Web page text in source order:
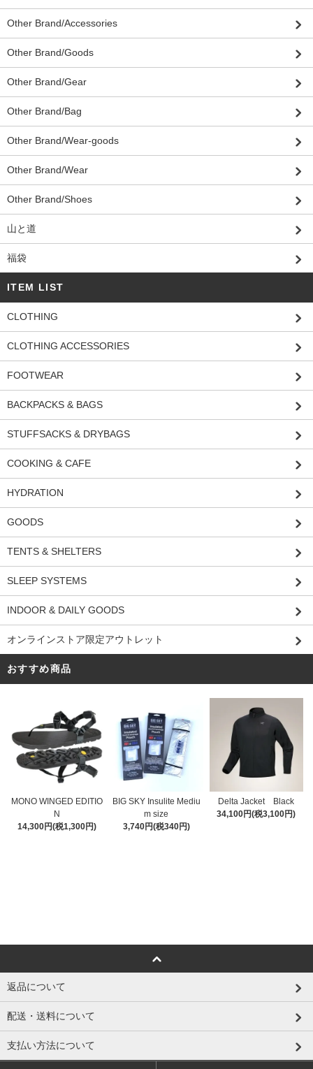
Other Brand/Accessories
Other Brand/Goods
Other Brand/Gear
Other Brand/Bag
Other Brand/Wear-goods
Other Brand/Wear
Other Brand/Shoes
山と道
福袋
ITEM LIST
CLOTHING
CLOTHING ACCESSORIES
FOOTWEAR
BACKPACKS & BAGS
STUFFSACKS & DRYBAGS
COOKING & CAFE
HYDRATION
GOODS
TENTS & SHELTERS
SLEEP SYSTEMS
INDOOR & DAILY GOODS
オンラインストア限定アウトレット
おすすめ商品
MONO WINGED EDITIO
N
14,300円(税1,300円)
BIG SKY Insulite Mediu
m size
3,740円(税340円)
Delta Jacket Black
34,100円(税3,100円)
返品について
配送・送料について
支払い方法について